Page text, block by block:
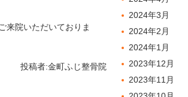
来院いただいておりま
投稿者:金町ふじ整骨院
2024年3月
2024年2月
2024年1月
2023年12月
2023年11月